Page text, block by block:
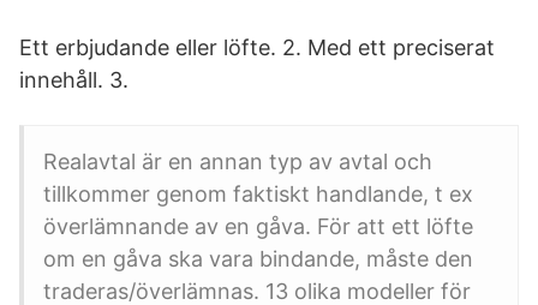
Ett erbjudande eller löfte. 2. Med ett preciserat
innehåll. 3.
Realavtal är en annan typ av avtal och
tillkommer genom faktiskt handlande, t ex
överlämnande av en gåva. För att ett löfte
om en gåva ska vara bindande, måste den
traderas/överlämnas. 13 olika modeller för